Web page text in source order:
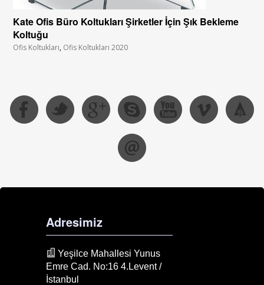
Kate Ofis Büro Koltukları Şirketler İçin Şık Bekleme
Koltuğu
Ofis Koltukları, Ofis Koltukları 2020
Adresimiz
Yeşilce Mahallesi Yunus
Emre Cad. No:16 4.Levent /
İstanbul